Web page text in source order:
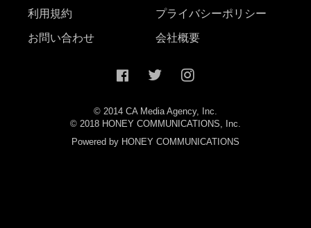
利用規約 プライバシーポリシー
お問い合わせ 会社概要
© 2014 CA Media Agency, Inc.
© 2018 HONEY COMMUNICATIONS, Inc.
Powered by HONEY COMMUNICATIONS